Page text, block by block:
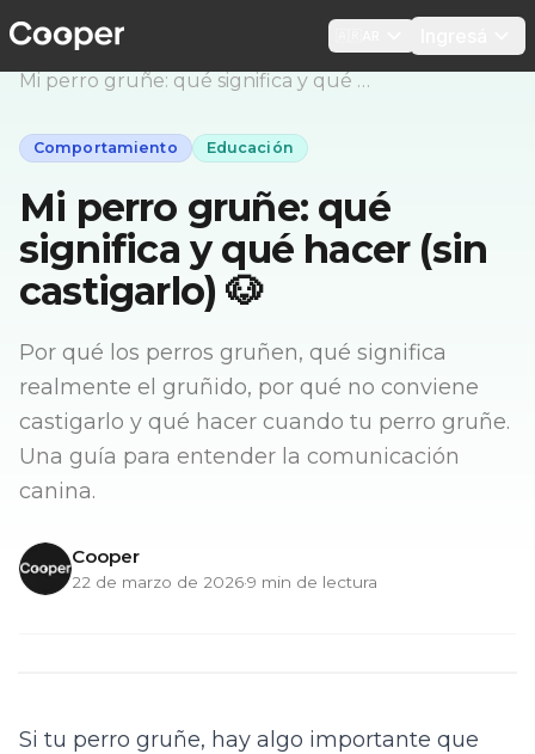
Blog>Comportamiento
Mi perro gruñe: qué significa y qué hacer (sin castigarlo) 🐶
Comportamiento Educación
Mi perro gruñe: qué
significa y qué hacer (sin
castigarlo) 🐶
Por qué los perros gruñen, qué significa
realmente el gruñido, por qué no conviene
castigarlo y qué hacer cuando tu perro gruñe.
Una guía para entender la comunicación
canina.
Cooper
22 de marzo de 2026·9 min de lectura
Si tu perro gruñe, hay algo importante que